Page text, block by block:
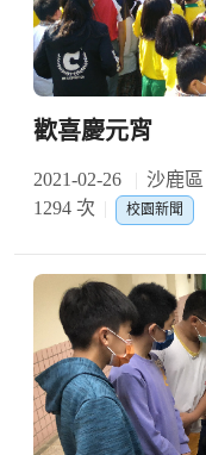
歡喜慶元宵
2021-02-26 沙鹿
1294 次
校園新聞